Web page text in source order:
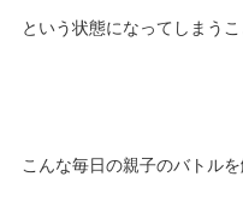
という状態になってしまうこ
こんな毎日の親子のバトルを